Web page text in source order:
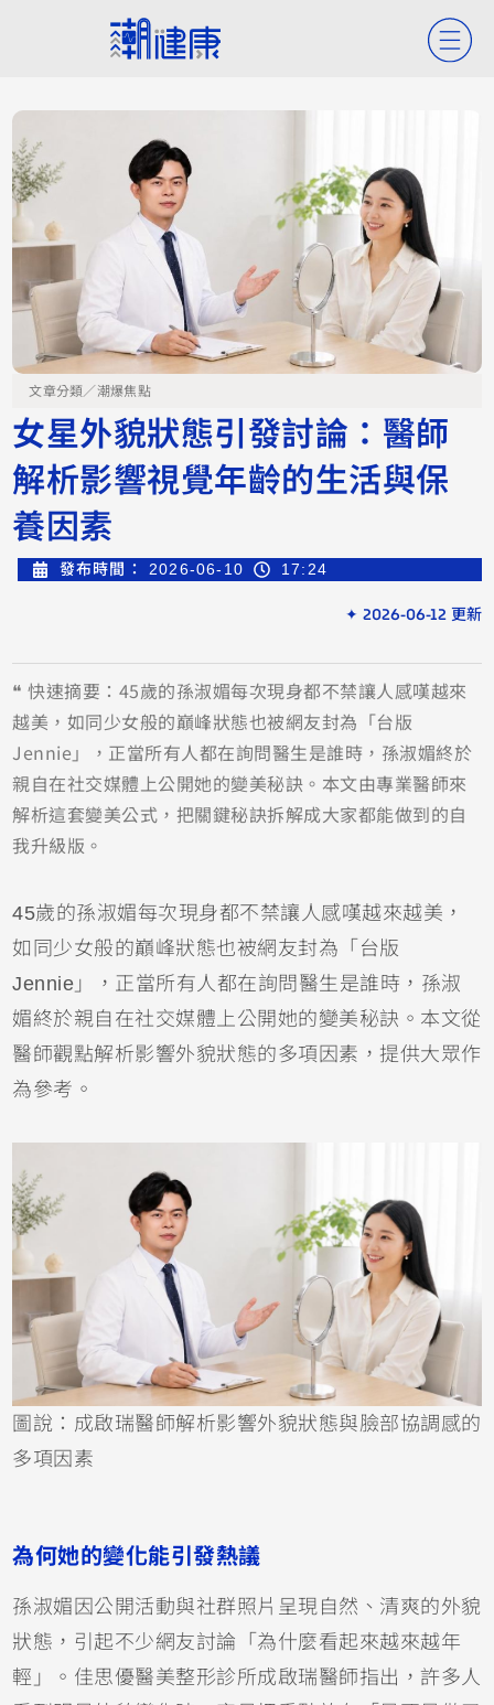
文章分類／潮爆焦點
女星外貌狀態引發討論：醫師
解析影響視覺年齡的生活與保
養因素
發布時間： 2026-06-10 17:24
✦ 2026-06-12 更新
❝ 快速摘要：45歲的孫淑媚每次現身都不禁讓人感嘆越來
越美，如同少女般的巔峰狀態也被網友封為「台版
Jennie」，正當所有人都在詢問醫生是誰時，孫淑媚終於
親自在社交媒體上公開她的變美秘訣。本文由專業醫師來
解析這套變美公式，把關鍵秘訣拆解成大家都能做到的自
我升級版。
45歲的孫淑媚每次現身都不禁讓人感嘆越來越美，
如同少女般的巔峰狀態也被網友封為「台版
Jennie」，正當所有人都在詢問醫生是誰時，孫淑
媚終於親自在社交媒體上公開她的變美秘訣。本文從
醫師觀點解析影響外貌狀態的多項因素，提供大眾作
為參考。
圖說：成啟瑞醫師解析影響外貌狀態與臉部協調感的
多項因素
為何她的變化能引發熱議
孫淑媚因公開活動與社群照片呈現自然、清爽的外貌
狀態，引起不少網友討論「為什麼看起來越來越年
輕」。佳思優醫美整形診所成啟瑞醫師指出，許多人